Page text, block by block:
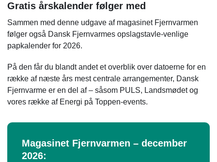
Gratis årskalender følger med
Sammen med denne udgave af magasinet Fjernvarmen
følger også Dansk Fjernvarmes opslagstavle-venlige
papkalender for 2026.
På den får du blandt andet et overblik over datoerne for en
række af næste års mest centrale arrangementer, Dansk
Fjernvarme er en del af – såsom PULS, Landsmødet og
vores række af Energi på Toppen-events.
Magasinet Fjernvarmen – december
2026: